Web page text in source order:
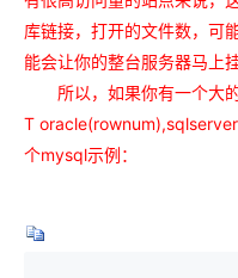
库链接，打开的文件数，可
能会让你的整台服务器马上挂
所以，如果你有一个大的
T
个mysql示例：